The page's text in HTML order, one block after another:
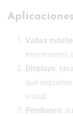
Vallas
movimiento,
Displays:
que
visual.
Pendones: